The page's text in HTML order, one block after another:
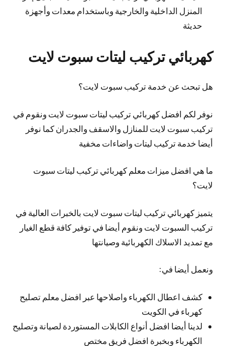
المنزل الداخلية والخارجية وباستخدام معدات وأجهزة
حديثة
كهربائي تركيب ليتات سبوت لايت
هل تبحث عن خدمة تركيب سبوت لايت؟
نوفر لكم افضل كهربائي تركيب ليتات سبوت لايت ونقوم في
تركيب سبوت لايت للمنازل والاسقف والجدران كما نوفر
أيضا خدمة تركيب ليتات واضاءات مخفية
ما هي افضل ميزات معلم كهربائي تركيب ليتات سبوت
لايت؟
يتميز كهربائي تركيب ليتات سبوت لايت بالخبرات العالية في
تركيب السبوت لايت ونقوم أيضا في توفير كافة قطع الغيار
مع تمديد الاسلاك الكهربائية وصيانتها
ونعمل أيضا في:
كشف اعطال الكهرباء واصلاحها عبر افضل معلم تصليح
كهرباء في الكويت
لدينا أيضا افضل أنواع الكابلات المستوردة لصيانة وتصليح
الكهرباء وبخبرة افضل فريق مختص